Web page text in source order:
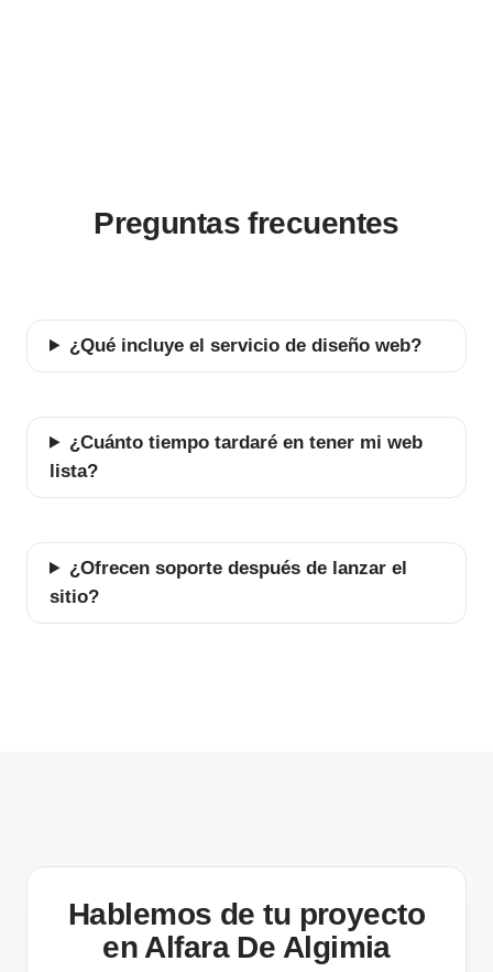
Preguntas frecuentes
¿Qué incluye el servicio de diseño web?
¿Cuánto tiempo tardaré en tener mi web
lista?
¿Ofrecen soporte después de lanzar el
sitio?
Hablemos de tu proyecto
en Alfara De Algimia